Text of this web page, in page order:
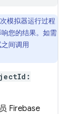
模拟器运行过程
您的结果。如需
间调用
Firebase